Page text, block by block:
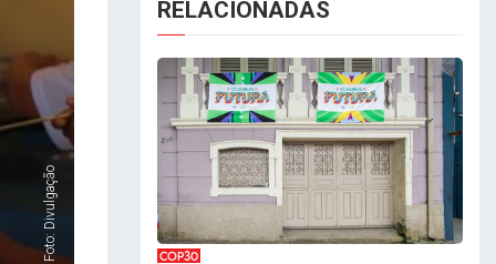
Foto: Divulgação
RELACIONADAS
COP30